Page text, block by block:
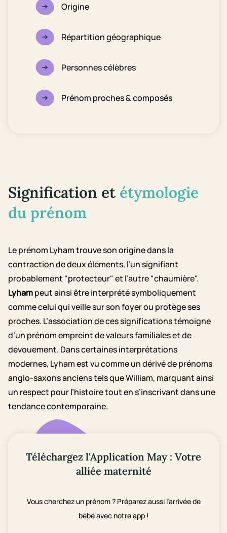
Origine
Répartition géographique
Personnes célèbres
Prénom proches & composés
Signification et étymologie
du prénom
Le prénom Lyham trouve son origine dans la
contraction de deux éléments, l’un signifiant
probablement "protecteur" et l’autre "chaumière".
Lyhampeut ainsi être interprété symboliquement
comme celui qui veille sur son foyer ou protège ses
proches. L’association de ces significations témoigne
d’un prénom empreint de valeurs familiales et de
dévouement. Dans certaines interprétations
modernes, Lyham est vu comme un dérivé de prénoms
anglo-saxons anciens tels que William, marquant ainsi
un respect pour l’histoire tout en s’inscrivant dans une
tendance contemporaine.
Téléchargez l'Application May : Votre
alliée maternité
Vous cherchez un prénom ? Préparez aussi l’arrivée de
bébé avec notre app !